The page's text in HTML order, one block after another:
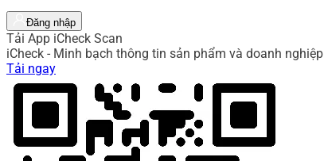
Đăng nhập
Tải App iCheck Scan
iCheck - Minh bạch thông tin sản phẩm và doanh nghiệp
Tải ngay